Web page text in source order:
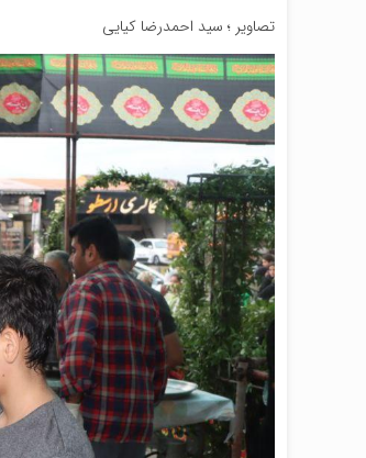
تصاویر ؛ سید احمدرضا کیایی